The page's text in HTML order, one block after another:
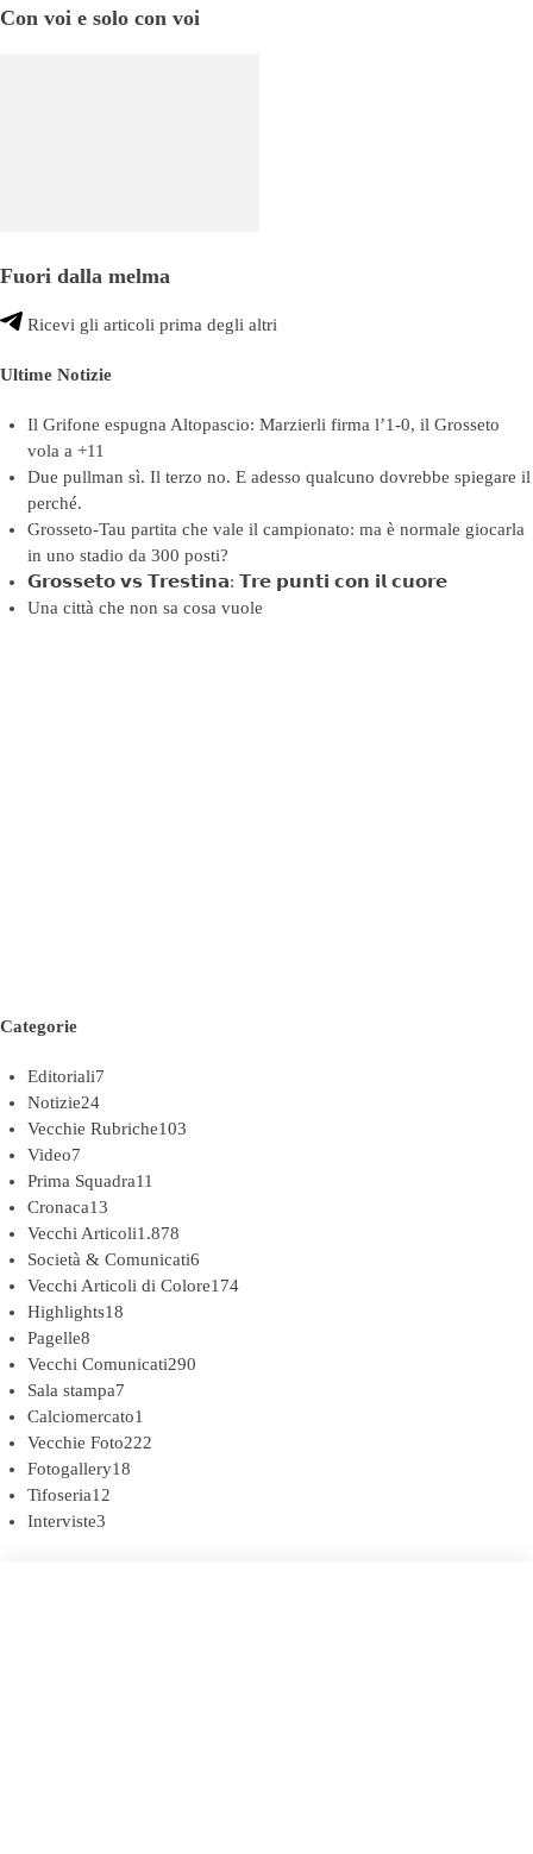
Con voi e solo con voi
Fuori dalla melma
Ricevi gli articoli prima degli altri
Ultime Notizie
Il Grifone espugna Altopascio: Marzierli firma l’1-0, il Grosseto
vola a +11
Due pullman sì. Il terzo no. E adesso qualcuno dovrebbe spiegare il
perché.
Grosseto-Tau partita che vale il campionato: ma è normale giocarla
in uno stadio da 300 posti?
𝗚𝗿𝗼𝘀𝘀𝗲𝘁𝗼 𝘃𝘀 𝗧𝗿𝗲𝘀𝘁𝗶𝗻𝗮: 𝗧𝗿𝗲 𝗽𝘂𝗻𝘁𝗶 𝗰𝗼𝗻 𝗶𝗹 𝗰𝘂𝗼𝗿𝗲
Una città che non sa cosa vuole
Categorie
Editoriali7
Notizie24
Vecchie Rubriche103
Video7
Prima Squadra11
Cronaca13
Vecchi Articoli1.878
Società & Comunicati6
Vecchi Articoli di Colore174
Highlights18
Pagelle8
Vecchi Comunicati290
Sala stampa7
Calciomercato1
Vecchie Foto222
Fotogallery18
Tifoseria12
Interviste3